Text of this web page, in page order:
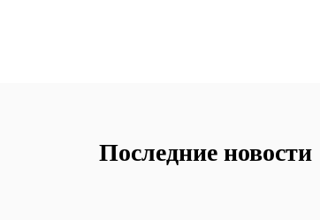
Последние новости